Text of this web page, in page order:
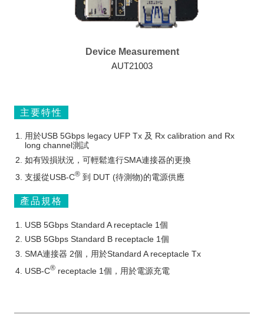
Device Measurement
AUT21003
主要特性
用於USB 5Gbps legacy UFP Tx 及 Rx calibration and Rx
long channel測試
如有毀損狀況，可輕鬆進行SMA連接器的更換
支援從USB-C® 到 DUT (待測物)的電源供應
產品規格
USB 5Gbps Standard A receptacle 1個
USB 5Gbps Standard B receptacle 1個
SMA連接器 2個，用於Standard A receptacle Tx
USB-C® receptacle 1個，用於電源充電